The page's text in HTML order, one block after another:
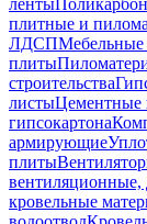
ленты
плитные и
ЛДСП
плиты
строительства
листыЦементные
гипсокартона
армирующие
плиты
кровельные